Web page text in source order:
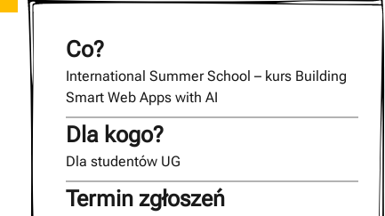
Co?
International Summer School – kurs Building
Smart Web Apps with AI
Dla kogo?
Dla studentów UG
Termin zgłoszeń